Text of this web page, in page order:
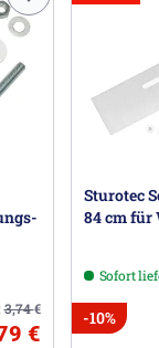
3,74€
€
Sturotec
84 cm für
Sofort
-10%